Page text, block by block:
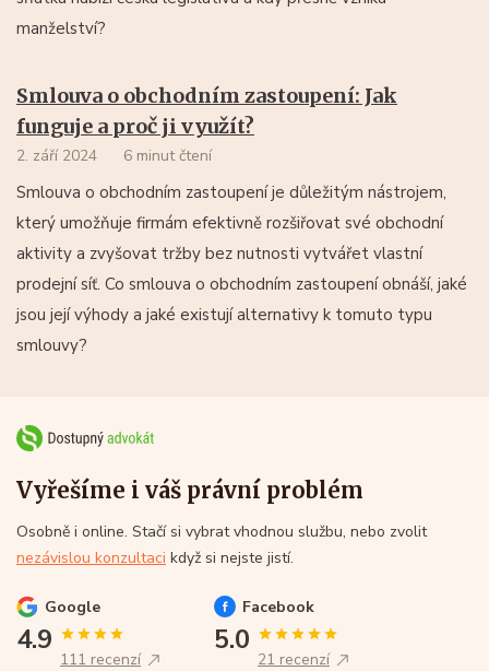
manželství?
Smlouva o obchodním zastoupení: Jak
funguje a proč ji využít?
2. září 2024 6 minut čtení
Smlouva o obchodním zastoupení je důležitým nástrojem,
který umožňuje firmám efektivně rozšiřovat své obchodní
aktivity a zvyšovat tržby bez nutnosti vytvářet vlastní
prodejní síť. Co smlouva o obchodním zastoupení obnáší, jaké
jsou její výhody a jaké existují alternativy k tomuto typu
smlouvy?
Vyřešíme i váš právní problém
Osobně i online. Stačí si vybrat vhodnou službu, nebo zvolit
nezávislou konzultaci když si nejste jistí.
Google
4.9
111 recenzí
Facebook
5.0
21 recenzí